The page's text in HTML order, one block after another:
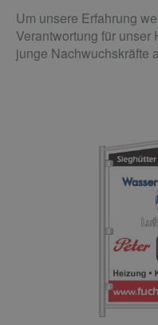
Um unsere Erfahrung
Verantwortung für
junge Nachwuchskräfte